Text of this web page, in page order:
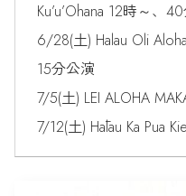
Ku’u’Ohana 12時～、
6/28(土) Halau Oli
15分公演
7/5(土) LEI ALOHA
7/12(土) Hālau Ka Pua